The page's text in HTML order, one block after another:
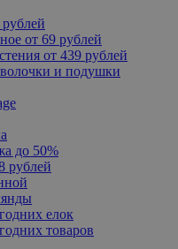
от 69 рублей
от 439 рублей
и подушки
до 50%
рублей
елок
товаров